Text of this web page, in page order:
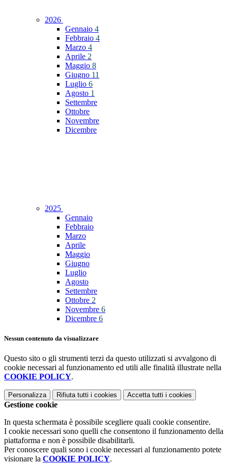
2026
Gennaio 4
Febbraio 4
Marzo 4
Aprile 2
Maggio 8
Giugno 11
Luglio 6
Agosto 1
Settembre
Ottobre
Novembre
Dicembre
2025
Gennaio
Febbraio
Marzo
Aprile
Maggio
Giugno
Luglio
Agosto
Settembre
Ottobre 2
Novembre 6
Dicembre 6
Nessun contenuto da visualizzare
Questo sito o gli strumenti terzi da questo utilizzati si avvalgono di
cookie necessari al funzionamento ed utili alle finalità illustrate nella
COOKIE POLICY.
Personalizza Rifiuta tutti i cookies Accetta tutti i cookies
Gestione cookie
In questa schermata è possibile scegliere quali cookie consentire.
I cookie necessari sono quelli che consentono il funzionamento della
piattaforma e non è possibile disabilitarli.
Per conoscere quali sono i cookie necessari al funzionamento potete
visionare la COOKIE POLICY.